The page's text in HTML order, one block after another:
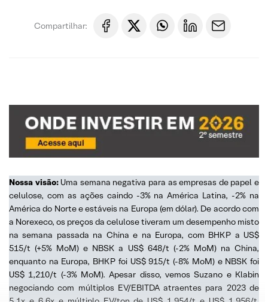
Compartilhar:
Nossa visão: Uma semana negativa para as empresas de papel e
celulose, com as ações caindo -3% na América Latina, -2% na
América do Norte e estáveis na Europa (em dólar). De acordo com
a Norexeco, os preços da celulose tiveram um desempenho misto
na semana passada na China e na Europa, com BHKP a US$
515/t (+5% MoM) e NBSK a US$ 648/t (-2% MoM) na China,
enquanto na Europa, BHKP foi US$ 915/t (-8% MoM) e NBSK foi
US$ 1,210/t (-3% MoM). Apesar disso, vemos Suzano e Klabin
negociando com múltiplos EV/EBITDA atraentes para 2023 de